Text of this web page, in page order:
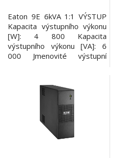
Eaton 9E 6kVA 1:1 VÝSTUP
Kapacita výstupního výkonu
[W]: 4 800 Kapacita
výstupního výkonu [VA]: 6
000 Jmenovité výstupní
double conversion Výstupní
přípojky: -(1)Hardwired
Účinnost [%]: Až 93% v online
režimu, 97% v režimu ECO
VSTUP Jmenovité vstupní
napětí [V]: 220/230/240V